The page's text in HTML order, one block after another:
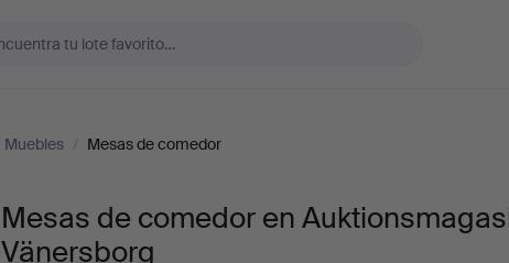
Muebles / Mesas de comedor
Mesas de comedor en
Vänersborg